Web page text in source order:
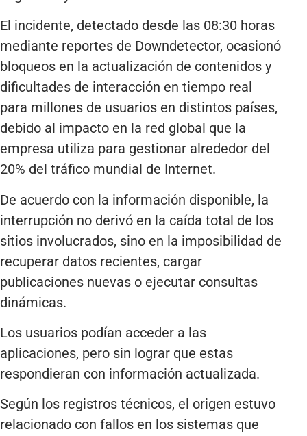
El incidente, detectado desde las 08:30 horas
mediante reportes de Downdetector, ocasionó
bloqueos en la actualización de contenidos y
dificultades de interacción en tiempo real
para millones de usuarios en distintos países,
debido al impacto en la red global que la
empresa utiliza para gestionar alrededor del
20% del tráfico mundial de Internet.
De acuerdo con la información disponible, la
interrupción no derivó en la caída total de los
sitios involucrados, sino en la imposibilidad de
recuperar datos recientes, cargar
publicaciones nuevas o ejecutar consultas
dinámicas.
Los usuarios podían acceder a las
aplicaciones, pero sin lograr que estas
respondieran con información actualizada.
Según los registros técnicos, el origen estuvo
relacionado con fallos en los sistemas que